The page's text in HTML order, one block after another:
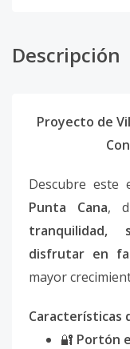
Descripción
Proyecto de
Descubre este
Punta Cana,
tranquilidad,
disfrutar en
mayor
Características
🔐 Portón